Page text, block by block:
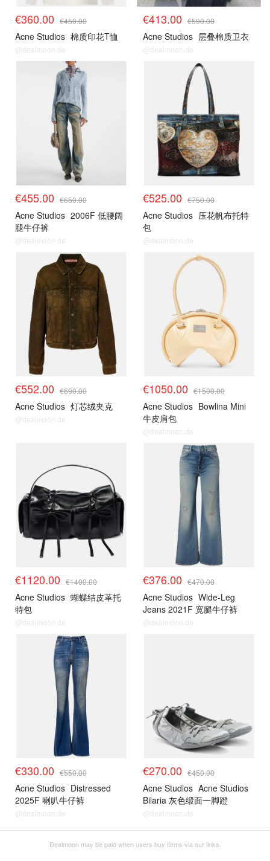
€360.00 €450.00
Acne Studios 棉质印花T恤
@dealmoon.de
€413.00 €590.00
Acne Studios 层叠棉质卫衣
@dealmoon.de
€455.00 €650.00
Acne Studios 2006F 低腰阔
腿牛仔裤
@dealmoon.de
€525.00 €750.00
Acne Studios 压花帆布托特
包
@dealmoon.de
€552.00 €690.00
Acne Studios 灯芯绒夹克
@dealmoon.de
€1050.00 €1500.00
Acne Studios Bowlina Mini
牛皮肩包
@dealmoon.de
€1120.00 €1400.00
Acne Studios 蝴蝶结皮革托
特包
@dealmoon.de
€376.00 €470.00
Acne Studios Wide-Leg
Jeans 2021F 宽腿牛仔裤
@dealmoon.de
€330.00 €550.00
Acne Studios Distressed
2025F 喇叭牛仔裤
@dealmoon.de
€270.00 €450.00
Acne Studios Acne Studios
Bilaria 灰色缎面一脚蹬
@dealmoon.de
Dealmoon may be paid when users buy items via our links.